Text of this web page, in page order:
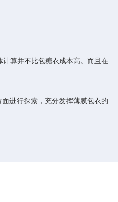
算并不比包糖衣成本高。而且在
进行探索，充分发挥薄膜包衣的